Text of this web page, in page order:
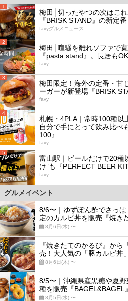
1
梅田│切ったやつの次はこ
『BRISK STAND』の新定番
favyグルメニュース
2
梅田│喧騒を離れソファで
『pasta stand』。長居も
favy
3
梅田限定！海外の定番・甘
ーガーが新登場『BRISK
favy
4
札幌・4PLA｜常時100種以
自分で手にとって飲み比べ
100』
favy
5
富山駅｜ビールだけで20種
け”も『PERFECT BEER
favy
グルメイベント
8/6〜｜ゆずぽん酢でさっ
定のカルビ丼を販売『焼き
8月6日(木) 〜
『焼きたてのかるび』から
売！大人気の「豚カルビ丼
8月6日(木) 〜
8/5〜｜沖縄県産黒糖や夏
種を販売『BAGEL&BAGEL』
8月5日(水) 〜